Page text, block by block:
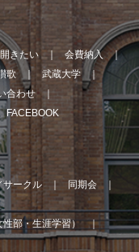
きたい
会費納入
歌
武蔵大学
合わせ
FACEBOOK
サークル
同期会
性部・生涯学習）